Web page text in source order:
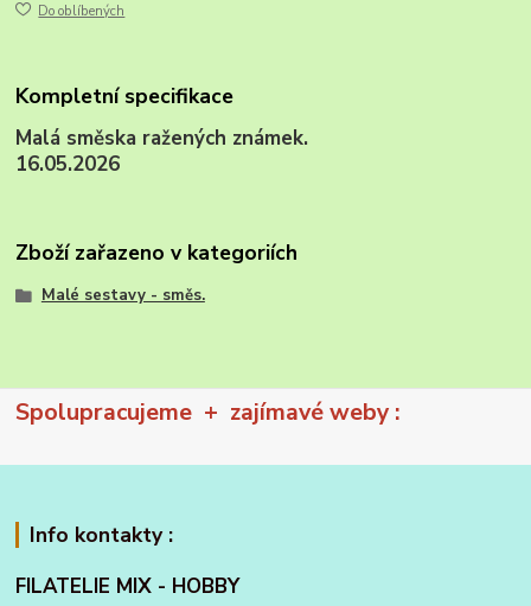
Do oblíbených
Kompletní specifikace
Malá směska ražených známek.
16.05.2026
Zboží zařazeno v kategoriích
Malé sestavy - směs.
Spolupracujeme + zajímavé weby :
Info kontakty :
FILATELIE MIX - HOBBY